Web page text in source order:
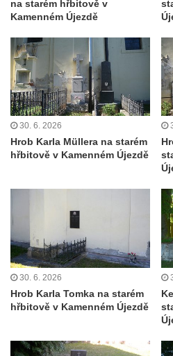
Pomník pracovního nasazení
Rychnově u Jablonce nad Nisou
Kenotaf Alfreda Langa na
u Pěnčína
Kenotaf Emila Posselta na
Krásné u Pěnčína
Kenotaf Edmunda Andera na
Hřbitovní kaple rodiny Fiedler na
Teplicích nad Metují
Kenotaf Franze Ruseho na
Teplicích nad Metují
Pomník obětem 2. světové války
v Teplicích nad Metují
Hrob Waltera Hilleho na hřbitově
Kenotaf Oskara Ringelhana na
na starém hřbitově v
Kamenném Újezdě
30. 6. 2026
Hrob Karla Müllera na starém
hřbitově v Kamenném Újezdě
30. 6. 2026
Hrob Karla Tomka na starém
hřbitově v Kamenném Újezdě